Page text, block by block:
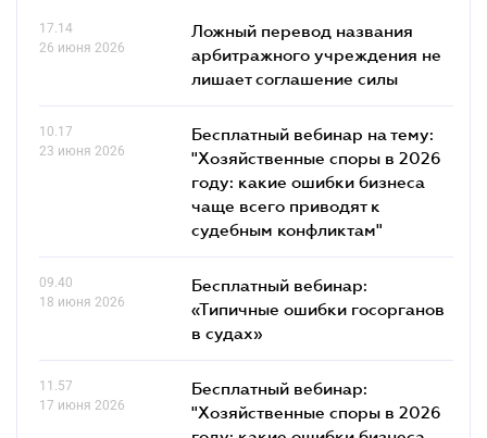
17.14
26 июня 2026
Ложный перевод названия
арбитражного учреждения не
лишает соглашение силы
10.17
23 июня 2026
Бесплатный вебинар на тему:
"Хозяйственные споры в 2026
году: какие ошибки бизнеса
чаще всего приводят к
судебным конфликтам"
09.40
18 июня 2026
Бесплатный вебинар:
«Типичные ошибки госорганов
в судах»
11.57
17 июня 2026
Бесплатный вебинар:
"Хозяйственные споры в 2026